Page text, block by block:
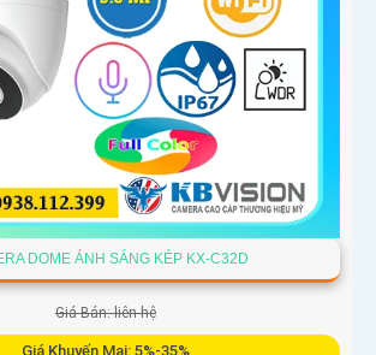
DOME ÁNH SÁNG KÉP KX-C32D
Giá Bán: liên hệ
Giá Khuyến Mại: 5%-35%